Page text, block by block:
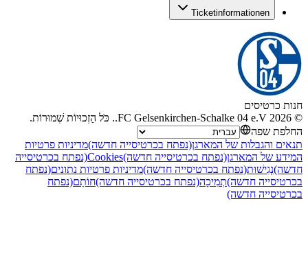
Ticketinformationen
חנות כרטיסים
©
2026
FC Gelsenkirchen-Schalke 04 e.V.
.כֹּל הַזְכוּיוֹת שְׁמוּרוֹת.
החלפת שפה
תנאים והגבלות של המארגן(נפתח בכרטיסייה חדשה)מדיניות פרטיות
המידע של המארגן(נפתח בכרטיסייה חדשה)Cookies(נפתח בכרטיסייה
חדשה)נְגִישׁוּת(נפתח בכרטיסייה חדשה)מדיניות פרטיות נתונים(נפתח
בכרטיסייה חדשה)תְמִיכָה(נפתח בכרטיסייה חדשה)חוֹתָם(נפתח
בכרטיסייה חדשה)